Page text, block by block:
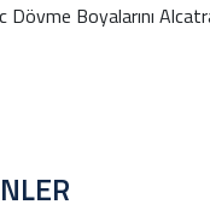
Boyalarını